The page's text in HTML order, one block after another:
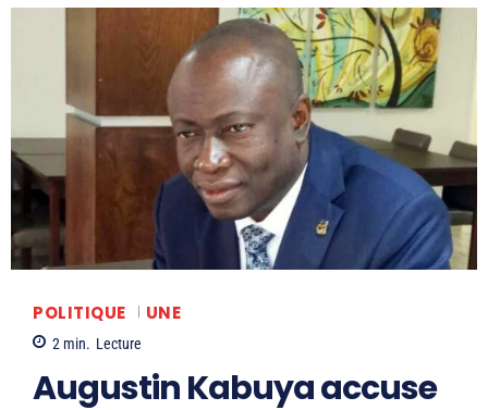
POLITIQUE UNE
2 min. Lecture
Augustin Kabuya accuse